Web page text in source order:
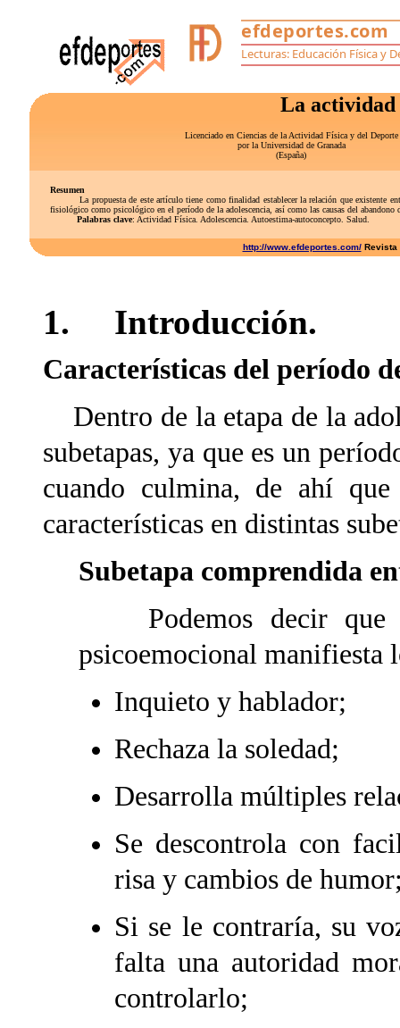
La actividad
Licenciado en Ciencias de la Actividad Física y del Deporte
por la Universidad de Granada
(España)
Resumen
La propuesta de este artículo tiene como finalidad establecer la relación que existente
fisiológico como psicológico en el período de la adolescencia, así como las causas del
Palabras clave: Actividad Física. Adolescencia. Autoestima-autoconcepto. Salud.
http://www.efdeportes.com/Revista
1. Introducción.
Características del período
Dentro de la etapa de la
subetapas, ya que es un
cuando culmina, de ahí
características en distintas
Subetapa comprendida
Podemos decir que
psicoemocional manifiesta
Inquieto y hablador;
Rechaza la soledad;
Desarrolla múltiples
Se descontrola con
risa y cambios de
Si se le contraría, su
falta una autoridad
controlarlo;